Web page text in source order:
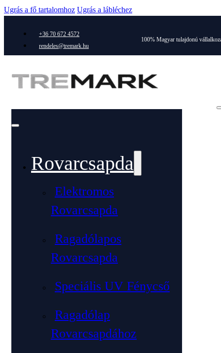
Ugrás a fő tartalomhoz Ugrás a lábléchez
+36 70 672 4572
rendeles@tremark.hu
100% Magyar tulajdonú
Rovarcsapda
Elektromos
Rovarcsapda
Ragadólapos
Rovarcsapda
Speciális UV Fénycső
Ragadólap
Rovarcsapdához